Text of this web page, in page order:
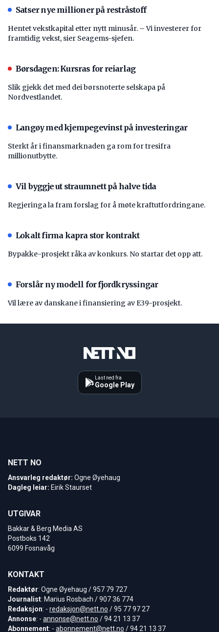
Satser nye millioner på restråstoff
Hentet vekstkapital etter nytt minusår. – Vi investerer for
framtidig vekst, sier Seagems-sjefen.
Børsdagen: Kursras for reiarlag
Slik gjekk det med dei børsnoterte selskapa på
Nordvestlandet.
Langøy med kjempegevinst på investeringar
Sterkt år i finansmarknaden ga rom for tresifra
millionutbytte.
Vil byggje ut straumnett på halve tida
Regjeringa la fram forslag for å møte kraftutfordringane.
Lokalt firma kapra stor kontrakt
Bypakke-prosjekt råka av konkurs. No startar det opp att.
Forslår ny modell for fjordkryssingar
Vil lære av danskane i finansiering av E39-prosjekt.
Last ned fra
Google Play
NETT NO
Ansvarleg redaktør: Ogne Øyehaug
Dagleg leiar: Eirik Staurset
UTGIVAR
Bakkar & Berg Media AS
Postboks 142
6099 Fosnavåg
KONTAKT
Redaktør: Ogne Øyehaug / 957 79 727
Journalist: Marius Rosbach / 907 36 774
Redaksjon: - redaksjon@nett.no / 95 77 97 27
Annonse: - annonse@nett.no / 94 21 13 37
Abonnement: - abonnement@nett.no / 94 21 13 37